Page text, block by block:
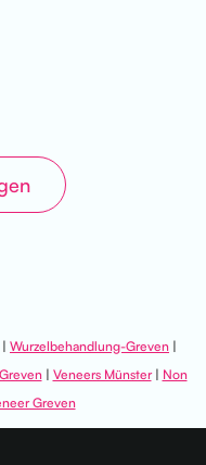
| Wurzelbehandlung-Greven |
| Veneers Münster| Non
Greven